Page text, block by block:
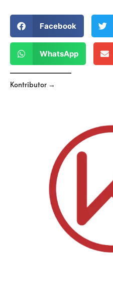
Facebook
WhatsApp
Kontributor →